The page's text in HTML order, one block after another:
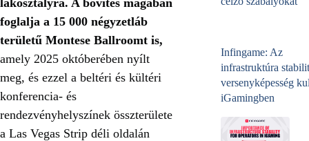
foglalja a 15 000 négyzetláb
területű Montese Ballroomt is,
amely 2025 októberében nyílt
meg, és ezzel a beltéri és kültéri
konferencia- és
rendezvényhelyszínek összterülete
a Las Vegas Strip déli oldalán
Infingame: Az
infrastruktúra
versenyképesség
iGamingben